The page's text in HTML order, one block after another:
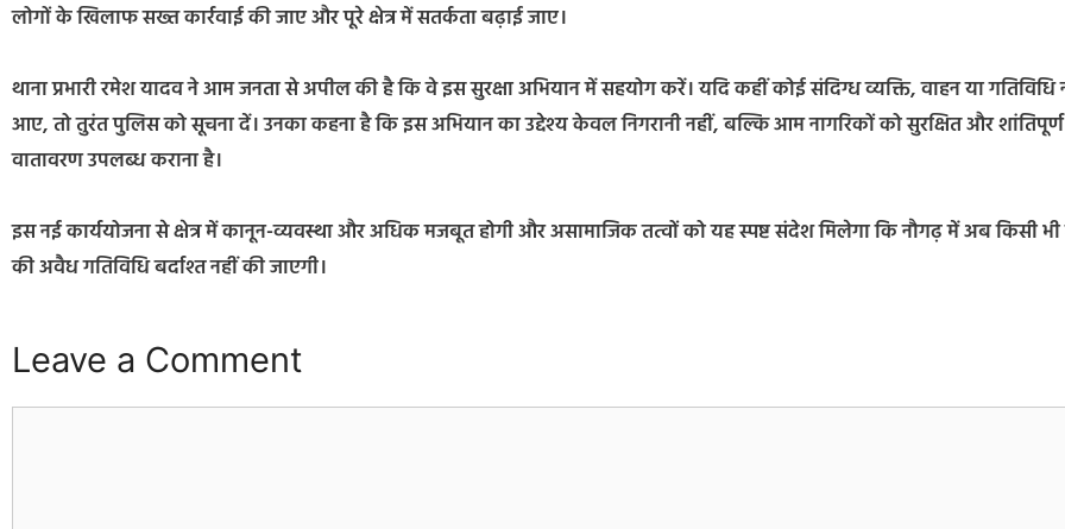
लोगों के खिलाफ सख्त कार्रवाई की जाए और पूरे क्षेत्र में सतर्कता बढ़ाई जाए।
थाना प्रभारी रमेश यादव ने आम जनता से अपील की है कि वे इस सुरक्षा अभियान में सहयोग करें। यदि कहीं कोई संदिग्ध व्यक्ति, वाहन या गतिविधि
आए, तो तुरंत पुलिस को सूचना दें। उनका कहना है कि इस अभियान का उद्देश्य केवल निगरानी नहीं, बल्कि आम नागरिकों को सुरक्षित और शांतिपूर्ण
वातावरण उपलब्ध कराना है।
इस नई कार्ययोजना से क्षेत्र में कानून-व्यवस्था और अधिक मजबूत होगी और असामाजिक तत्वों को यह स्पष्ट संदेश मिलेगा कि नौगढ़ में अब किसी
की अवैध गतिविधि बर्दाश्त नहीं की जाएगी।
Leave a Comment